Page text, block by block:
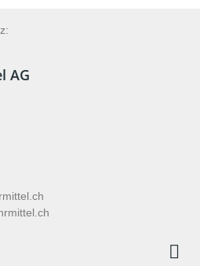
AG
